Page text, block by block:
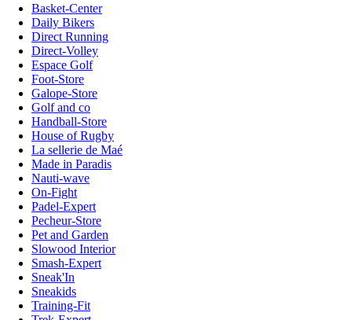
Basket-Center
Daily Bikers
Direct Running
Direct-Volley
Espace Golf
Foot-Store
Galope-Store
Golf and co
Handball-Store
House of Rugby
La sellerie de Maé
Made in Paradis
Nauti-wave
On-Fight
Padel-Expert
Pecheur-Store
Pet and Garden
Slowood Interior
Smash-Expert
Sneak'In
Sneakids
Training-Fit